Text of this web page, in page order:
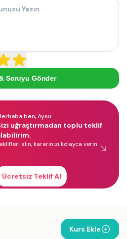
Soruyu Gönder
ben, Aysu.
uğraştırmadan toplu teklif
alın, kararınızı kolayca verin
Ücretsiz Teklif Al
Kurs Ekle